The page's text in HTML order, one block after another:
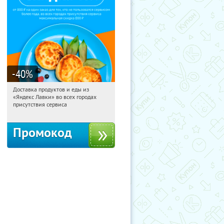
-40%
17:34:06 Получили:
Россия
Доставка продуктов и еды из
«Яндекс Лавки» во всех городах
присутствия сервиса
Промокод